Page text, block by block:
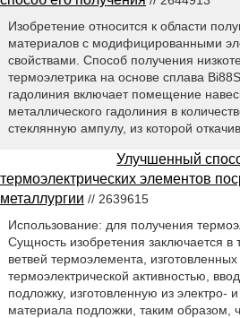
Изобретение относится к области
материалов с модифицированными
свойствами. Способ получения
термоэлетрика на основе сплава
гадолиния включает помещение
металлического гадолиния в
стеклянную ампулу, из которой
Улучшенный
термоэлектрических элементов
металлургии // 2639615
Использование: для получения
Сущность изобретения заключается в
ветвей термоэлемента,
термоэлектрической активностью,
подложку, изготовленную из электро-
материала подложки, таким образом,